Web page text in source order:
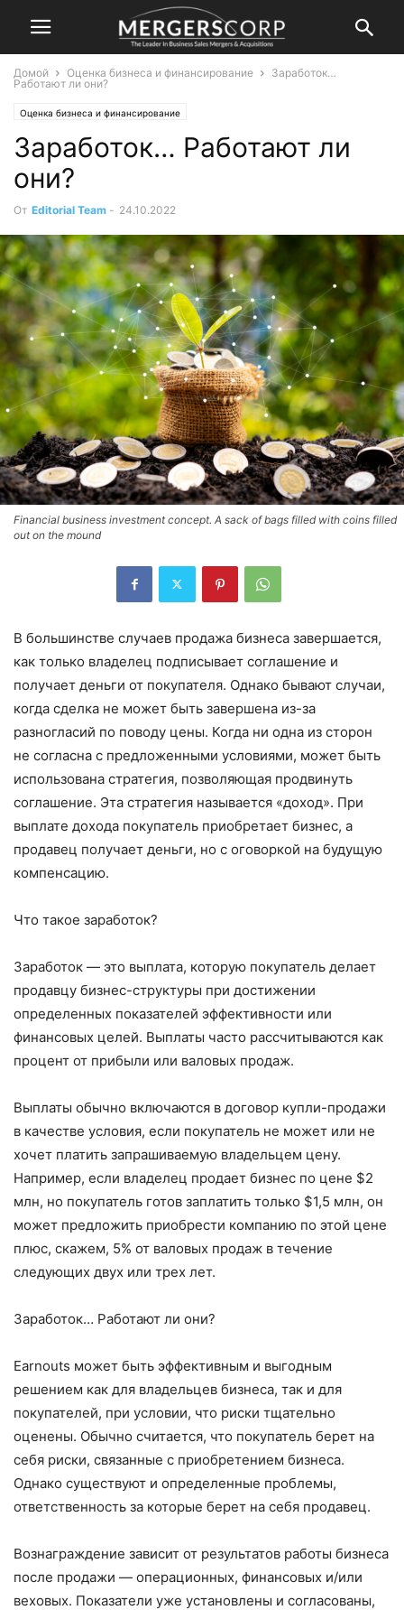
Домой Оценка бизнеса и финансирование
Заработок…
Работают ли они?
Оценка бизнеса и финансирование
Заработок… Работают ли
они?
От Editorial Team - 24.10.2022
Financial business investment concept. A sack of bags filled with coins filled
out on the mound
В большинстве случаев продажа бизнеса завершается,
как только владелец подписывает соглашение и
получает деньги от покупателя. Однако бывают случаи,
когда сделка не может быть завершена из-за
разногласий по поводу цены. Когда ни одна из сторон
не согласна с предложенными условиями, может быть
использована стратегия, позволяющая продвинуть
соглашение. Эта стратегия называется «доход». При
выплате дохода покупатель приобретает бизнес, а
продавец получает деньги, но с оговоркой на будущую
компенсацию.
Что такое заработок?
Заработок — это выплата, которую покупатель делает
продавцу бизнес-структуры при достижении
определенных показателей эффективности или
финансовых целей. Выплаты часто рассчитываются как
процент от прибыли или валовых продаж.
Выплаты обычно включаются в договор купли-продажи
в качестве условия, если покупатель не может или не
хочет платить запрашиваемую владельцем цену.
Например, если владелец продает бизнес по цене $2
млн, но покупатель готов заплатить только $1,5 млн, он
может предложить приобрести компанию по этой цене
плюс, скажем, 5% от валовых продаж в течение
следующих двух или трех лет.
Заработок… Работают ли они?
Earnouts может быть эффективным и выгодным
решением как для владельцев бизнеса, так и для
покупателей, при условии, что риски тщательно
оценены. Обычно считается, что покупатель берет на
себя риски, связанные с приобретением бизнеса.
Однако существуют и определенные проблемы,
ответственность за которые берет на себя продавец.
Вознаграждение зависит от результатов работы бизнеса
после продажи — операционных, финансовых и/или
веховых. Показатели уже установлены и согласованы,